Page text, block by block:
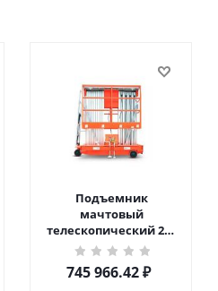
Подъемник
мачтовый
телескопический 200
кг 10 м TOR GTWY10-
200S DC 2-мачтовый
(автономный) (N) в
745 966.42₽